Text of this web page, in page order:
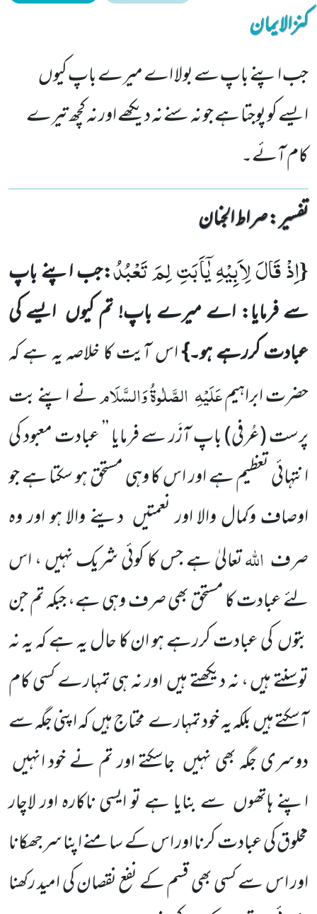
کنزالایمان
جب اپنے باپ سے بولا اے میرے باپ کیوں
ایسے کو پوجتا ہے جو نہ سنے نہ دیکھے اور نہ کچھ تیرے
کام آئے۔
تفسیر : ‎صراط الجنان
{اِذْ قَالَ لِاَبِیْهِ یٰۤاَبَتِ لِمَ تَعْبُدُ:جب اپنے باپ
سے فرمایا: اے میرے باپ! تم کیوں ایسے کی
عبادت کررہے ہو۔}اسآیت کا خلاصہ یہ ہے کہ
حضرت ابراہیمعَلَیْہِ الصَّلٰوۃُ وَالسَّلَامنے اپنے بت
پرست(عُرفی)باپ آزَر سے فرمایا ’’ عبادت معبود کی
انتہائی تعظیم ہے اور اس کا وہی مستحق ہو سکتا ہے جو
اوصاف وکمال والا اور نعمتیں دینے والا ہو اور وہ
صرف اللہتعالیٰ ہے جس کا کوئی شریک نہیں ، اس
لئے عبادت کا مستحق بھی صرف وہی ہے، جبکہ تم جن
بتوںکی عبادت کررہے ہو ان کاحال یہ ہے کہ یہ نہ
توسنتے ہیں ، نہ دیکھتے ہیںاور نہ ہی تمہارے کسی کام
آسکتے ہیںبلکہ یہ خود تمہارےمحتاج ہیںکہ اپنیجگہ سے
دوسری جگہ بھی نہیں جاسکتے اور تم نے خود انہیں
اپنے ہاتھوں سے بنایا ہے تو ایسی ناکارہ اور لاچار
مخلوق کی عبادت کرنا اور اس کے سامنے اپنا سرجھکانا
اور اس سے کسی بھی قسم کے نفع نقصان کی امید رکھنا